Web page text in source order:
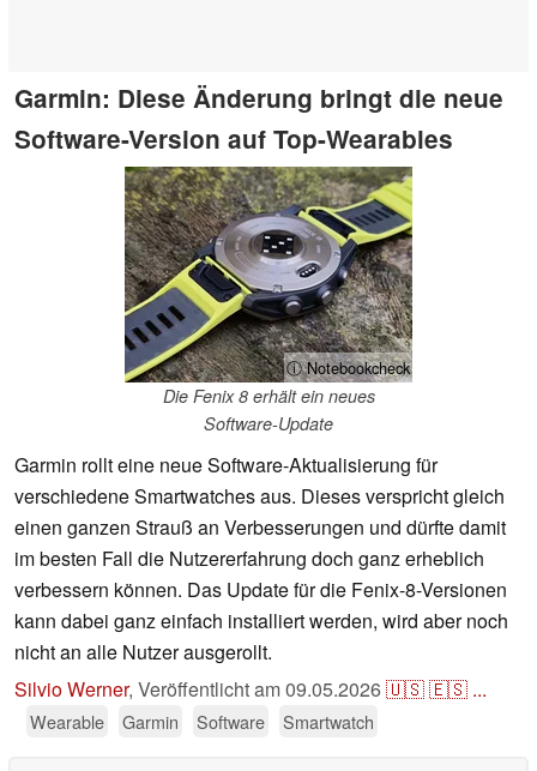
Garmin: Diese Änderung bringt die neue
Software-Version auf Top-Wearables
ⓘ Notebookcheck
Die Fenix 8 erhält ein neues
Software-Update
Garmin rollt eine neue Software-Aktualisierung für
verschiedene Smartwatches aus. Dieses verspricht gleich
einen ganzen Strauß an Verbesserungen und dürfte damit
im besten Fall die Nutzererfahrung doch ganz erheblich
verbessern können. Das Update für die Fenix-8-Versionen
kann dabei ganz einfach installiert werden, wird aber noch
nicht an alle Nutzer ausgerollt.
Silvio Werner, Veröffentlicht am09.05.2026🇺🇸🇪🇸 ...
Wearable Garmin Software Smartwatch